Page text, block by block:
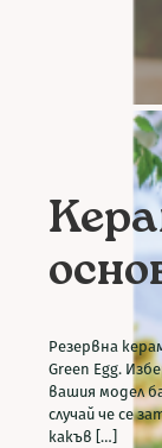
Резервна
Green Egg.
вашия модел
случай че се
какъв […]